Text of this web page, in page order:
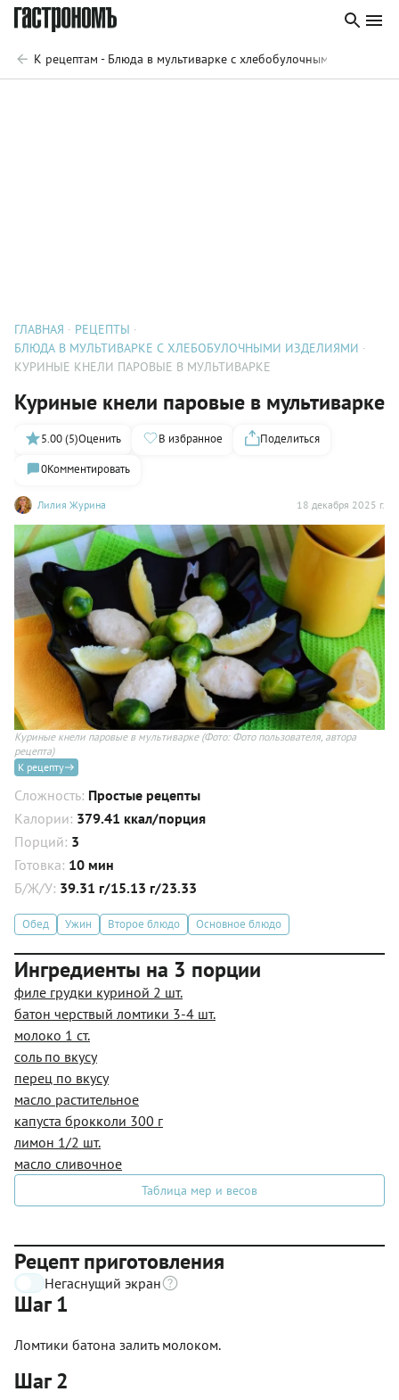
К рецептам - Блюда в мультиварке с хлебобулочными изделиями
ГЛАВНАЯ
РЕЦЕПТЫ
БЛЮДА В МУЛЬТИВАРКЕ С ХЛЕБОБУЛОЧНЫМИ ИЗДЕЛИЯМИ
КУРИНЫЕ КНЕЛИ ПАРОВЫЕ В МУЛЬТИВАРКЕ
Куриные кнели паровые в мультиварке
Лилия Журина 18 декабря 2025 г.
5.00 (5)Оценить В избранное
Поделиться
0Комментировать
Куриные кнели паровые в мультиварке(Фото: Фото пользователя, автора
рецепта)
К рецепту
Сложность: Простые рецепты
Калории: 379.41 ккал/порция
Порций: 3
Готовка: 10 мин
Б/Ж/У: 39.31 г/15.13 г/23.33
Обед Ужин Второе блюдо Основное блюдо
Ингредиенты на 3 порции
филе грудки куриной 2 шт.
батон черствый ломтики 3-4 шт.
молоко 1 ст.
соль по вкусу
перец по вкусу
масло растительное
капуста брокколи 300 г
лимон 1/2 шт.
масло сливочное
Таблица мер и весов
Рецепт приготовления
Негаснущий экран
Шаг 1
Ломтики батона залить молоком.
Шаг 2